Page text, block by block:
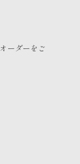
ーダーをご